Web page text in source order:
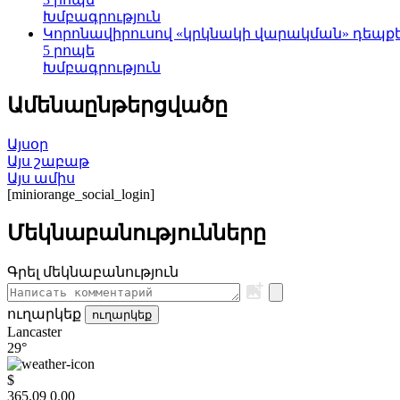
Խմբագրություն
Կորոնավիրուսով «կրկնակի վարակման»
5 րոպե
Խմբագրություն
Ամենաընթերցվածը
Այսօր
Այս շաբաթ
Այս ամիս
[miniorange_social_login]
Մեկնաբանությունները
Գրել մեկնաբանություն
ուղարկեք ուղարկեք
Lancaster
29°
$
365.09 0.00